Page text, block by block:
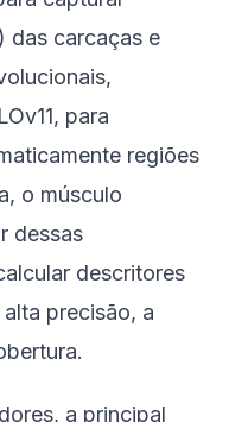
das carcaças e
para
regiões
o músculo
dessas
descritores
precisão, a
a principal